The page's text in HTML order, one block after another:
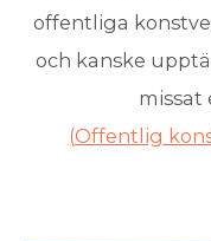
offentliga
och kanske
missat
(Offentlig